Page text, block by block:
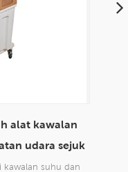
alat kawalan
udara sejuk
suhu dan